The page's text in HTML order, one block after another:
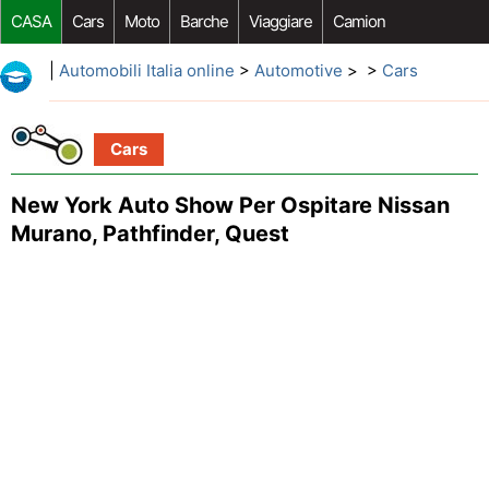
CASA Cars Moto Barche Viaggiare Camion
Riparazione Auto Acquisto Auto Car Opzioni Aftermarket
Automobili Italia online > Automotive > > Cars
Cars
New York Auto Show Per Ospitare Nissan
Murano, Pathfinder, Quest